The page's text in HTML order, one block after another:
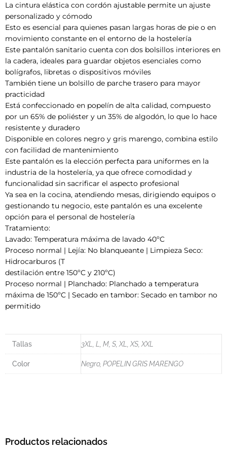
La cintura elástica con cordón ajustable permite un ajuste
personalizado y cómodo
Esto es esencial para quienes pasan largas horas de pie o en
movimiento constante en el entorno de la hostelería
Este pantalón sanitario cuenta con dos bolsillos interiores en
la cadera, ideales para guardar objetos esenciales como
bolígrafos, libretas o dispositivos móviles
También tiene un bolsillo de parche trasero para mayor
practicidad
Está confeccionado en popelín de alta calidad, compuesto
por un 65% de poliéster y un 35% de algodón, lo que lo hace
resistente y duradero
Disponible en colores negro y gris marengo, combina estilo
con facilidad de mantenimiento
Este pantalón es la elección perfecta para uniformes en la
industria de la hostelería, ya que ofrece comodidad y
funcionalidad sin sacrificar el aspecto profesional
Ya sea en la cocina, atendiendo mesas, dirigiendo equipos o
gestionando tu negocio, este pantalón es una excelente
opción para el personal de hostelería
Tratamiento:
Lavado: Temperatura máxima de lavado 40ºC
Proceso normal | Lejía: No blanqueante | Limpieza Seco:
Hidrocarburos (T
destilación entre 150ºC y 210ºC)
Proceso normal | Planchado: Planchado a temperatura
máxima de 150ºC | Secado en tambor: Secado en tambor no
permitido
Tallas 3XL, L, M, S, XL, XS, XXL
Color Negro, POPELIN GRIS MARENGO
Productos relacionados